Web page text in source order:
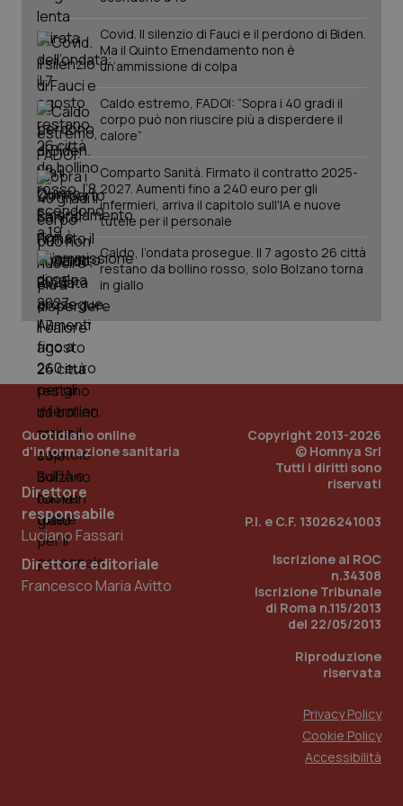
Salute orale & impianti
Sangue & coagulazione
Tiroide
Tumore al seno
Tumore ovarico
Tumori del Polmone & Testa Collo
Tumori gastrointestinali
Ulcera & Reflusso
Vaccini
Covid. Il silenzio di Fauci e il perdono di Biden.
Ma il Quinto Emendamento non è
un’ammissione di colpa
Caldo estremo, FADOI: “Sopra i 40 gradi il
corpo può non riuscire più a disperdere il
calore”
Comparto Sanità. Firmato il contratto 2025-
2027. Aumenti fino a 240 euro per gli
infermieri, arriva il capitolo sull'IA e nuove
tutele per il personale
Caldo, l’ondata prosegue. Il 7 agosto 26 città
restano da bollino rosso, solo Bolzano torna
in giallo
Quotidiano online
d'informazione sanitaria
Direttore
responsabile
Luciano Fassari
Direttore editoriale
Francesco Maria Avitto
Copyright 2013-2026
© Homnya Srl
Tutti i diritti sono
riservati
P.I. e C.F. 13026241003
Iscrizione al ROC
n.34308
Iscrizione Tribunale
di Roma n.115/2013
del 22/05/2013
Riproduzione
riservata
Privacy Policy
Cookie Policy
Accessibilità
CookieScriptConsent
www.quotidianosanita.it
tracking-enable
tracking-sites-ironfish-
session-id
www.quotidianosanita.it
_ga
Google LLC
.quotidianosanita.it
1
mese